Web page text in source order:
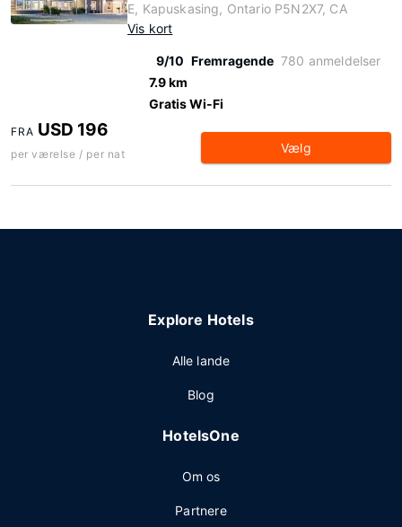
E, Kapuskasing, Ontario P5N2X7, CA
Vis kort
9/10 Fremragende 780 anmeldelser
7.9 km
Gratis Wi-Fi
FRA USD 196
per værelse / per nat Vælg
Explore Hotels
Alle lande
Blog
HotelsOne
Om os
Partnere